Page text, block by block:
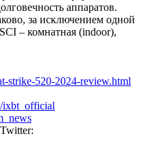
аппаратов.
за исключением одной
– комнатная (indoor),
strike-520-2024-review.html
ixbt_official